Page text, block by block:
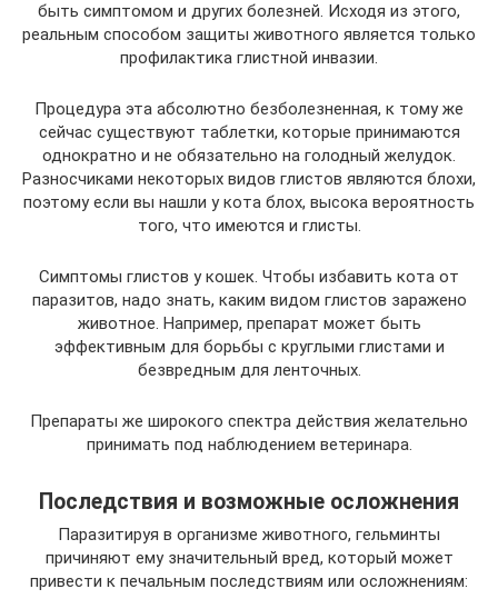
быть симптомом и других болезней. Исходя из этого,
реальным способом защиты животного является только
профилактика глистной инвазии.
Процедура эта абсолютно безболезненная, к тому же
сейчас существуют таблетки, которые принимаются
однократно и не обязательно на голодный желудок.
Разносчиками некоторых видов глистов являются блохи,
поэтому если вы нашли у кота блох, высока вероятность
того, что имеются и глисты.
Симптомы глистов у кошек. Чтобы избавить кота от
паразитов, надо знать, каким видом глистов заражено
животное. Например, препарат может быть
эффективным для борьбы с круглыми глистами и
безвредным для ленточных.
Препараты же широкого спектра действия желательно
принимать под наблюдением ветеринара.
Последствия и возможные осложнения
Паразитируя в организме животного, гельминты
причиняют ему значительный вред, который может
привести к печальным последствиям или осложнениям: